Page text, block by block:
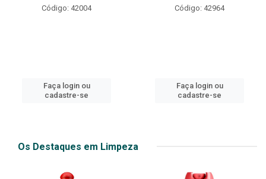
Código: 42004
Faça login ou
cadastre-se
Código: 42964
Faça login ou
cadastre-se
Os Destaques em Limpeza